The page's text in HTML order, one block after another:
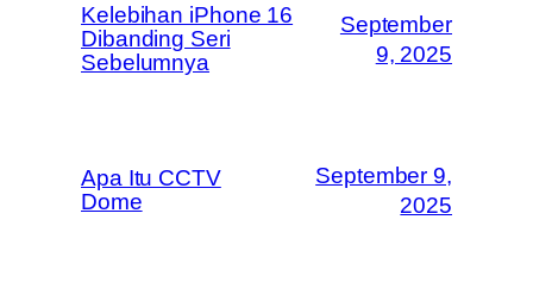
Kelebihan iPhone 16
Dibanding Seri
Sebelumnya
September
9, 2025
Apa Itu CCTV
Dome
September 9,
2025